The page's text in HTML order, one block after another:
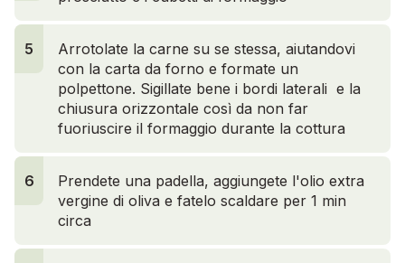
5
Arrotolate la carne su se stessa, aiutandovi
con la carta da forno e formate un
polpettone. Sigillate bene i bordi laterali e la
chiusura orizzontale così da non far
fuoriuscire il formaggio durante la cottura
6
Prendete una padella, aggiungete l'olio extra
vergine di oliva e fatelo scaldare per 1 min
circa